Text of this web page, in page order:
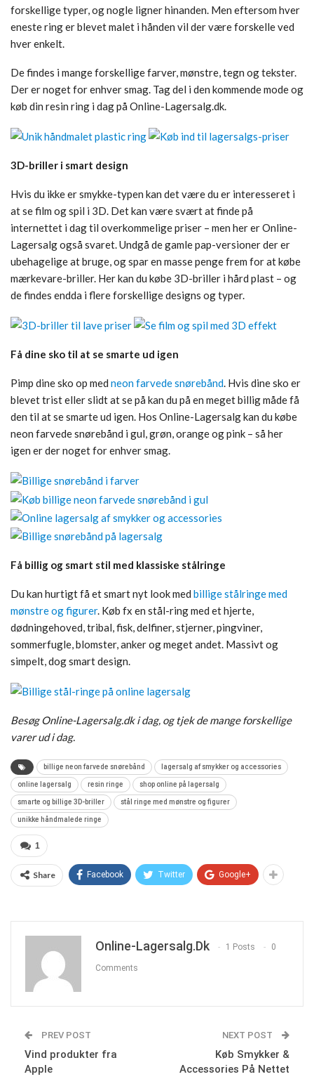
forskellige typer, og nogle ligner hinanden. Men eftersom hver
eneste ring er blevet malet i hånden vil der være forskelle ved
hver enkelt.
De findes i mange forskellige farver, mønstre, tegn og tekster.
Der er noget for enhver smag. Tag del i den kommende mode og
køb din resin ring i dag på Online-Lagersalg.dk.
3D-briller i smart design
Hvis du ikke er smykke-typen kan det være du er interesseret i
at se film og spil i 3D. Det kan være svært at finde på
internettet i dag til overkommelige priser – men her er Online-
Lagersalg også svaret. Undgå de gamle pap-versioner der er
ubehagelige at bruge, og spar en masse penge frem for at købe
mærkevare-briller. Her kan du købe 3D-briller i hård plast – og
de findes endda i flere forskellige designs og typer.
Få dine sko til at se smarte ud igen
Pimp dine sko op med neon farvede snørebånd. Hvis dine sko er
blevet trist eller slidt at se på kan du på en meget billig måde få
den til at se smarte ud igen. Hos Online-Lagersalg kan du købe
neon farvede snørebånd i gul, grøn, orange og pink – så her
igen er der noget for enhver smag.
Få billig og smart stil med klassiske stålringe
Du kan hurtigt få et smart nyt look med billige stålringe med
mønstre og figurer. Køb fx en stål-ring med et hjerte,
dødningehoved, tribal, fisk, delfiner, stjerner, pingviner,
sommerfugle, blomster, anker og meget andet. Massivt og
simpelt, dog smart design.
Besøg Online-Lagersalg.dk i dag, og tjek de mange forskellige
varer ud i dag.
billige neon farvede snørebånd lagersalg af smykker og accessories
online lagersalg resin ringe shop online på lagersalg
smarte og billige 3D-briller stål ringe med mønstre og figurer
unikke håndmalede ringe
1
Share Facebook Twitter Google+
Online-Lagersalg.dk 1 Posts 0
Comments
PREV POST
Vind produkter fra
Apple
NEXT POST
Køb Smykker &
Accessories På Nettet